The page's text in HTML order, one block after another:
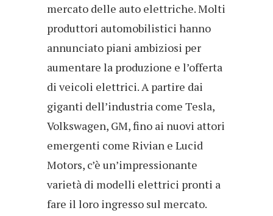
mercato delle auto elettriche. Molti
produttori automobilistici hanno
annunciato piani ambiziosi per
aumentare la produzione e l’offerta
di veicoli elettrici. A partire dai
giganti dell’industria come Tesla,
Volkswagen, GM, fino ai nuovi attori
emergenti come Rivian e Lucid
Motors, c’è un’impressionante
varietà di modelli elettrici pronti a
fare il loro ingresso sul mercato.